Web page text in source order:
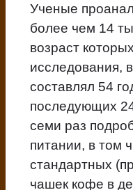
Ученые
более чем 14
возраст
исследования,
составлял 54
последующих
семи раз
питании, в том
стандартных
чашек кофе в